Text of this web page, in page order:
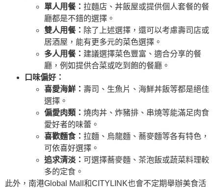
單人用餐： 拉麵店、丼飯屋或提供個人套餐的餐
廳都是不錯的選擇。
雙人用餐： 除了上述選擇，還可以考慮壽司店或
居酒屋，能有更多元的菜色選擇。
多人用餐： 建議選擇菜色豐富、適合分享的餐
廳，例如提供合菜或吃到飽的餐廳。
口味偏好：
喜愛海鮮： 壽司、生魚片、海鮮丼飯等都是絕佳
選擇。
偏愛肉類： 燒肉丼、炸豬排、串燒等能滿足肉食
愛好者的味蕾。
喜歡麵食： 拉麵、烏龍麵、蕎麥麵等各有特色，
可依喜好選擇。
追求清淡： 可選擇蕎麥麵、茶泡飯或蔬菜料理較
多的定食。
此外，南港Global Mall和CITYLINK也會不定期舉辦美食活